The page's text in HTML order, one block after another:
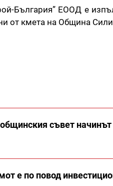
България” ЕООД е
от кмета на Община
съвет начинът
е по повод